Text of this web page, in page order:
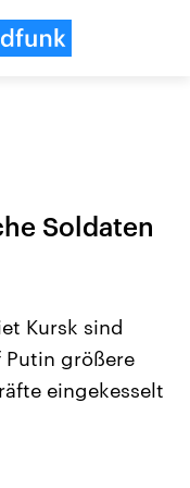
USA
Beiträge,
Soldaten
Kursk sind
Putin größere
eingekesselt